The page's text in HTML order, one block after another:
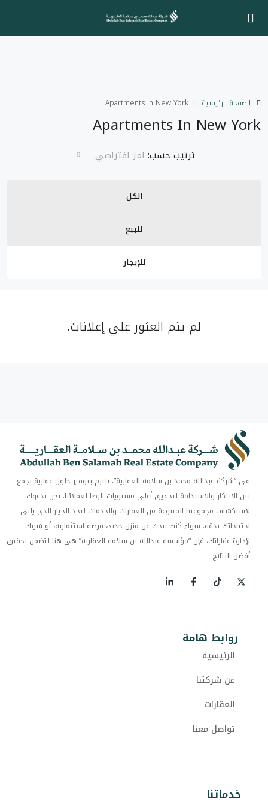
الصفحة الرئيسية Apartments in New York
Apartments In New York
الكل
للبيع
للإيجار
ترتيب حسب: امر افتراضي
لم يتم العثور علي إعلانات.
في “شركة عبدالله محمد بن سلامه العقارية”، نلتزم بتوفير حلول عقارية تجمع
بين الابتكار والاستدامة لتحقيق أعلى مستويات الرضا لعملائنا. نحن ندعوك
لاستكشاف مجموعتنا المتنوعة من العقارات والخدمات لتجد الخيار الذي يلبي
احتياجاتك بدقة. سواء كنت تبحث عن منزل جديد، فرصة استثمارية، أو شريك
لإدارة عقاراتك، فإن “مؤسسة عبدالله بن سلامه العقارية” هي هنا لتضمن تحقيق
أفضل النتائج
روابط هامة
الرئيسية
عن شركتنا
العقارات
تواصل معنا
خدماتنا